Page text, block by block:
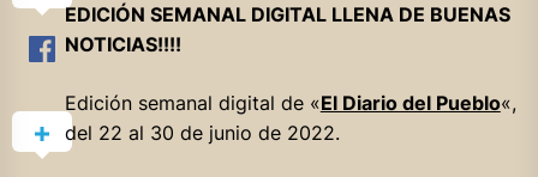
EDICIÓN SEMANAL DIGITAL LLENA DE BUENAS
NOTICIAS!!!!
Edición semanal digital de «El Diario del Pueblo«,
del 22 al 30 de junio de 2022.